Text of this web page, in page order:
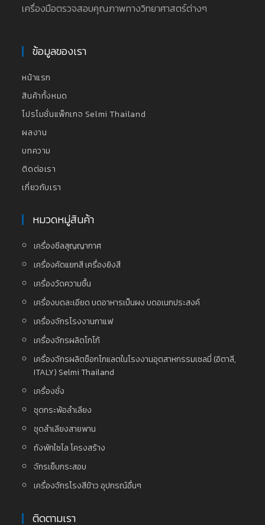
เครื่องมือตรวจสอบคุณภาพทางวิทยาศาสตร์ต่างๆ
ข้อมูลของเรา
หน้าแรก
สินค้าทั้งหมด
โปรโมชั่นแพ็กเกจ Selmi Thailand
ผลงาน
บทความ
ติดต่อเรา
เกี่ยวกับเรา
หมวดหมู่สินค้า
เครื่องซีลสุญญากาศ
เครื่องคัดแยกสี เครื่องยิงสี
เครื่องวัดความชื้น
เครื่องบดละเอียด บดอาหารเป็นผง บดอเนกประสงค์
เครื่องจักรโรงงานกาแฟ
เครื่องจักรผลิตโกโก้
เครื่องจักรผลิตช็อกโกแลตในโรงงานอุตสาหกรรมเซลมี่ (อิตาลี,
ITALY) Selmi Thailand
เครื่องชั่ง
ชุดกระพ้อลำเลียง
ชุดลำเลียงสายพาน
ถังพักไซโล โครงสร้าง
จักรเย็บกระสอบ
เครื่องจักรโรงสีข้าว อุปกรณ์อื่นๆ
ติดตามเรา